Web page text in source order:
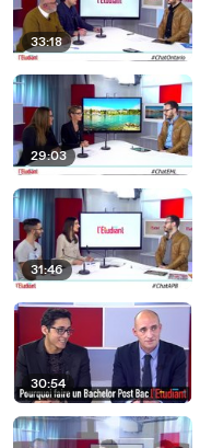
33:18
29:03
31:46
30:54